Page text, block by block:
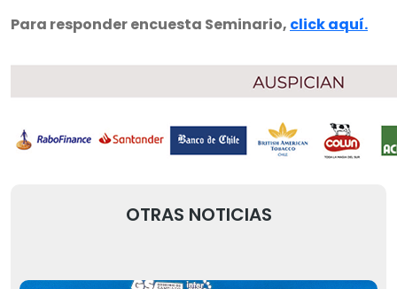
Para responder encuesta Seminario, click aquí.
OTRAS NOTICIAS